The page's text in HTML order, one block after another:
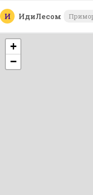
И ИдиЛесом
+
−